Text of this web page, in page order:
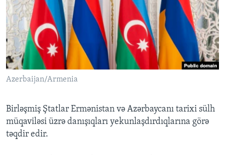
BIZI IZLƏYIN
Dillər
Azerbaijan/Armenia
Birləşmiş Ştatlar Ermənistan və Azərbaycanı tarixi sülh
müqaviləsi üzrə danışıqları yekunlaşdırdıqlarına görə
təqdir edir.